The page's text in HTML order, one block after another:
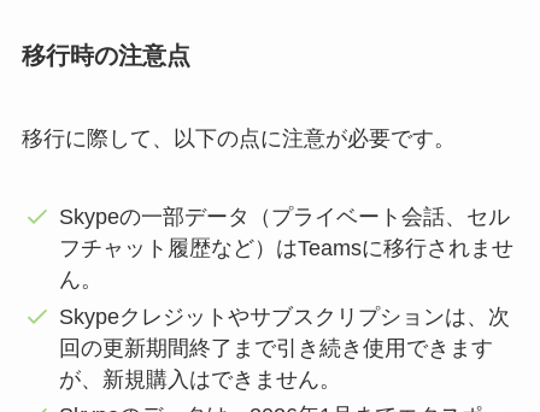
移行時の注意点
移行に際して、以下の点に注意が必要です。
Skypeの一部データ（プライベート会話、セル
フチャット履歴など）はTeamsに移行されませ
ん。
Skypeクレジットやサブスクリプションは、次
回の更新期間終了まで引き続き使用できます
が、新規購入はできません。